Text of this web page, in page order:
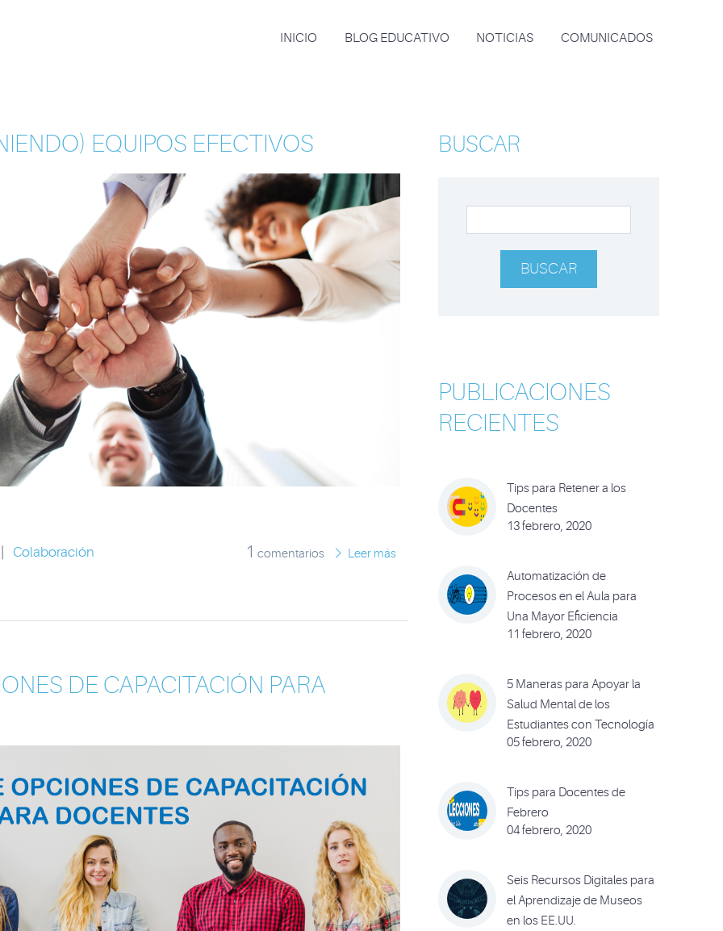
INICIO BLOG EDUCATIVO NOTICIAS COMUNICADOS
EQUIPOS EFECTIVOS
Colaboración 1 comentarios Leer más
DE CAPACITACIÓN PARA
BUSCAR
BUSCAR
PUBLICACIONES
RECIENTES
Tips para Retener a los
Docentes
13 febrero, 2020
Automatización de
Procesos en el Aula para
Una Mayor Eficiencia
11 febrero, 2020
5 Maneras para Apoyar la
Salud Mental de los
Estudiantes con Tecnología
05 febrero, 2020
Tips para Docentes de
Febrero
04 febrero, 2020
Seis Recursos Digitales para
el Aprendizaje de Museos
en los EE.UU.